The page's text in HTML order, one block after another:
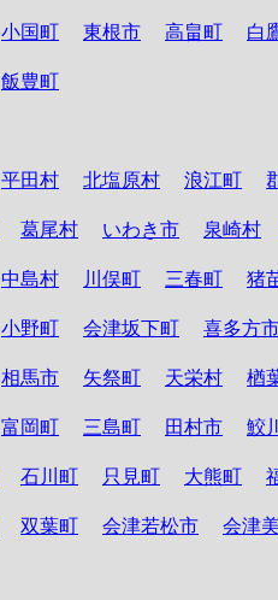
小国町 東根市 高畠町 白
飯豊町
平田村 北塩原村 浪江町
葛尾村 いわき市 泉崎村
中島村 川俣町 三春町 猪
小野町 会津坂下町 喜多方
相馬市 矢祭町 天栄村 楢
富岡町 三島町 田村市 鮫
石川町 只見町 大熊町
双葉町 会津若松市 会津